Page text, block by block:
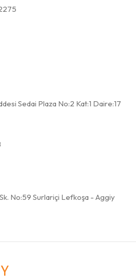
Sedai Plaza No:2 Kat:1 Daire:17
No:59 Surlariçi Lefkoşa - Aggiy